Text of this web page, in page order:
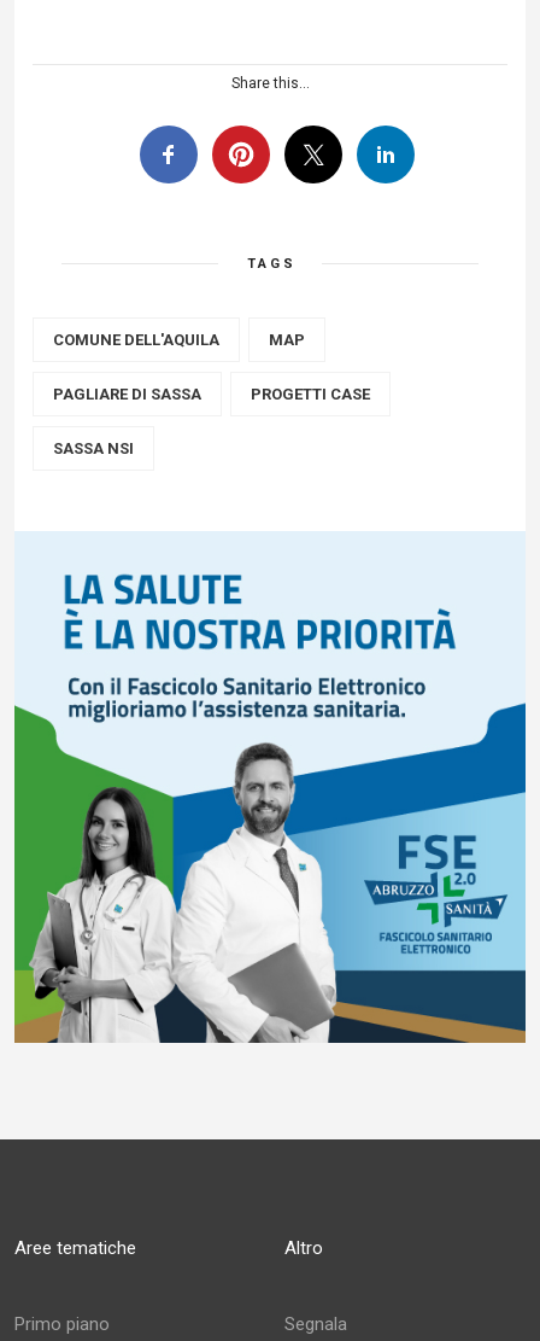
Share this...
TAGS
COMUNE DELL'AQUILA MAP
PAGLIARE DI SASSA PROGETTI CASE
SASSA NSI
Aree tematiche
Primo piano
Altro
Segnala